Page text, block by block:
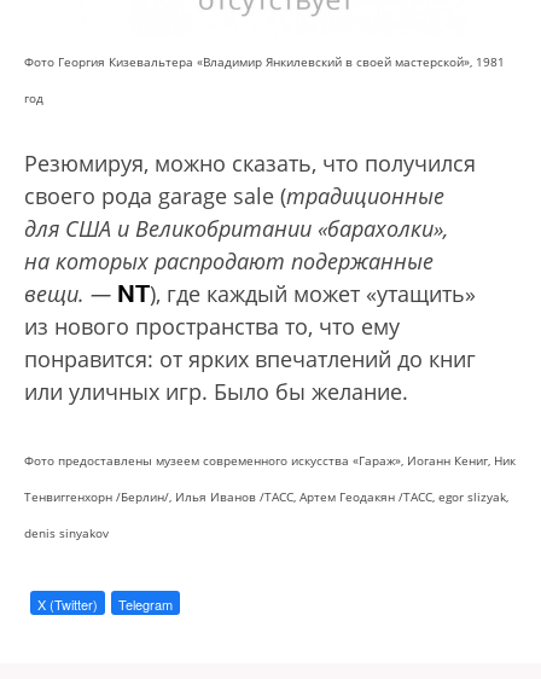
Фото Георгия Кизевальтера «Владимир Янкилевский в своей мастерской», 1981
год
Резюмируя, можно сказать, что получился
своего рода garage sale (традиционные
для США и Великобритании «барахолки»,
на которых распродают подержанные
вещи. — NT), где каждый может «утащить»
из нового пространства то, что ему
понравится: от ярких впечатлений до книг
или уличных игр. Было бы желание.
Фото предоставлены музеем современного искусства «Гараж», Иоганн Кениг, Ник
Тенвиггенхорн /Берлин/, Илья Иванов /ТАСС, Артем Геодакян /ТАСС, egor slizyak,
denis sinyakov
X (Twitter) Telegram